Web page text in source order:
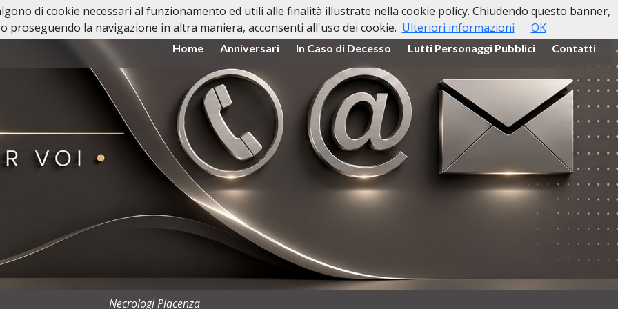
Home Anniversari In Caso di Decesso Lutti Personaggi Pubblici Contatti
Necrologi Piacenza
di cookie necessari al funzionamento ed utili alle finalità illustrate nella cookie policy. Chiudendo questo banner,
proseguendo la navigazione in altra maniera, acconsenti all'uso dei cookie. Ulteriori informazioni OK